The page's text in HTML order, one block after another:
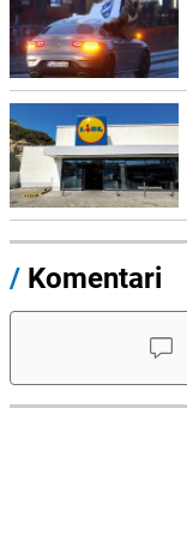
/ Komentari